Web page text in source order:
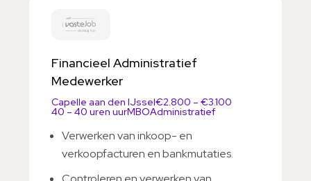
Financieel Administratief
Medewerker
Capelle aan den IJssel€2.800 – €3.100
40 – 40 uren uurMBOAdministratief
Verwerken van inkoop- en
verkoopfacturen en bankmutaties.